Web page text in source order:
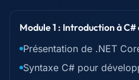
Module 1 : Introduction à
Présentation de .NET
Syntaxe C# pour